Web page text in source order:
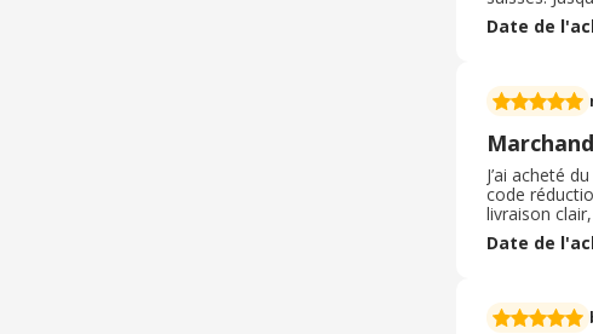
recherche
rapidement,
Date de
J’ai acheté
code
livraison
surprise
son sérieux
Date de